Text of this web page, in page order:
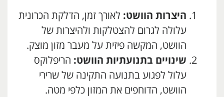
היצרות הוושט: לאורך זמן, הדלקת הכרונית
עלולה לגרום להצטלקות ולהיצרות של
הוושט, המקשה פיזית על מעבר מזון מוצק.
שינויים בתנועתיות הוושט: הריפלוקס
עלול לפגוע בתנועה התקינה של שרירי
הוושט, הדוחפים את המזון כלפי מטה.